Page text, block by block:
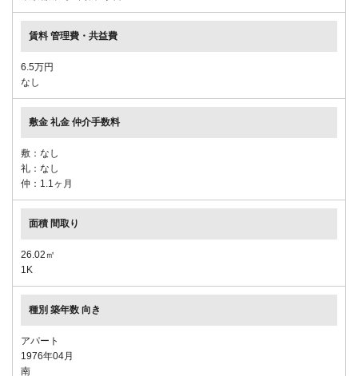
6.5万円
なし
敷：なし
礼：なし
仲：1.1ヶ月
26.02㎡
1K
アパート
1976年04月
南